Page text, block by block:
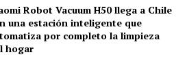
Robot Vacuum H50 llega a Chile
una estación inteligente que
por completo la limpieza
hogar